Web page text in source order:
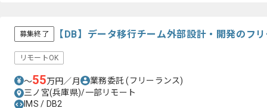
募集終了 【DB】データ移行チーム外部設計・開発のフ
リモートOK
〜55万円／月 業務委託(フリーランス)
三ノ宮(兵庫県)/一部リモート
IMS / DB2